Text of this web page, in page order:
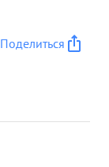
Поделиться